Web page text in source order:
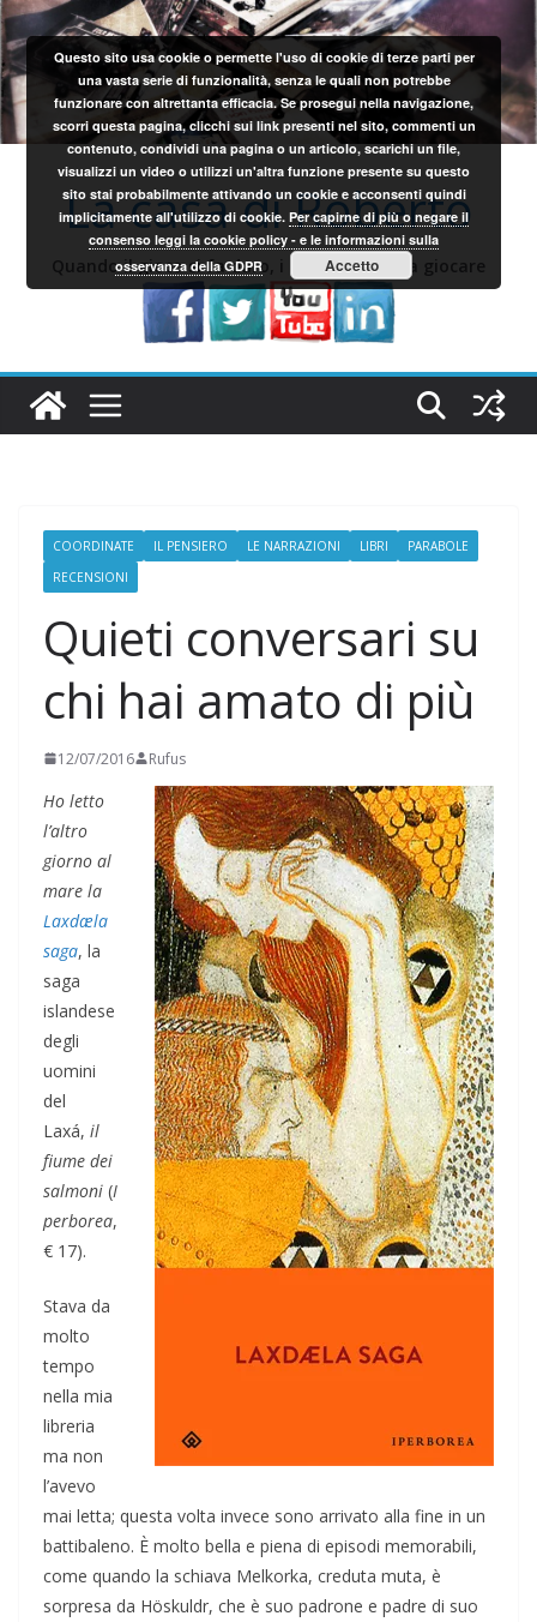
Salta
al
contenuto
La casa di Roberto
Quando il gioco si fa duro, i sardi iniziano a giocare
COORDINATE IL PENSIERO LE NARRAZIONI LIBRI
PARABOLE
RECENSIONI
Quieti conversari su
chi hai amato di più
12/07/2016 Rufus
Ho letto
l’altro
giorno al
mare la
Laxdæla
saga, la
saga
islandese
degli
uomini
del
Laxá, il
fiume dei
salmoni (I
perborea,
€ 17).
Stava da
molto
tempo
nella mia
libreria
ma non
l’avevo
mai letta; questa volta invece sono arrivato alla fine in un
battibaleno. È molto bella e piena di episodi memorabili,
come quando la schiava Melkorka, creduta muta, è
sorpresa da Höskuldr, che è suo padrone e padre di suo
Questo sito usa cookie o permette l'uso di cookie di terze parti per
una vasta serie di funzionalità, senza le quali non potrebbe
funzionare con altrettanta efficacia. Se prosegui nella navigazione,
scorri questa pagina, clicchi sui link presenti nel sito, commenti un
contenuto, condividi una pagina o un articolo, scarichi un file,
visualizzi un video o utilizzi un'altra funzione presente su questo
sito stai probabilmente attivando un cookie e acconsenti quindi
implicitamente all'utilizzo di cookie.Per capirne di più o negare il
consenso leggi la cookie policy - e le informazioni sulla
osservanza della GDPR
Accetto